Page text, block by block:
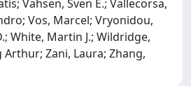
Vahsen, Sven E.; Vallecorsa,
Vos, Marcel; Vryonidou,
White, Martin J.; Wildridge,
Arthur; Zani, Laura; Zhang,